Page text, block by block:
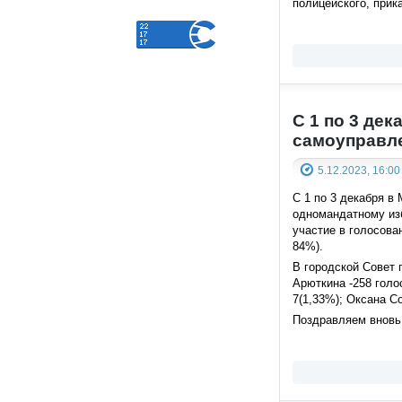
полицейского,
С 1 по 3
5.12.2023, 16:00
С 1 по 3 декабря в
одномандатному
участие в
84%).
В городской Совет
Арюткина -258
7(1,33%); Оксана
Поздравляем